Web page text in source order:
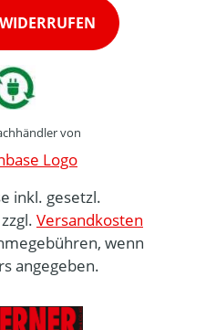
von
inkl. gesetzl.
Versandkosten
wenn
angegeben.